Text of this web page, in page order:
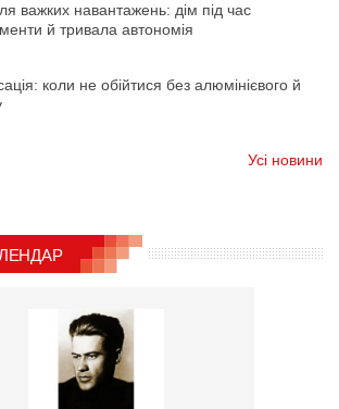
важких навантажень: дім під час
й тривала автономія
коли не обійтися без алюмінієвого й
Усі новини